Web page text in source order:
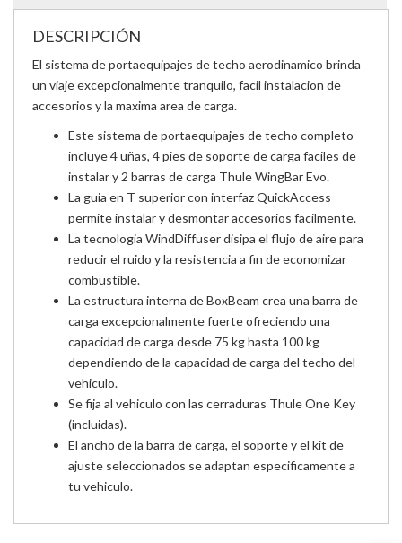
DESCRIPCIÓN
El sistema de portaequipajes de techo aerodinamico brinda
un viaje excepcionalmente tranquilo, facil instalacion de
accesorios y la maxima area de carga.
Este sistema de portaequipajes de techo completo
incluye 4 uñas, 4 pies de soporte de carga faciles de
instalar y 2 barras de carga Thule WingBar Evo.
La guia en T superior con interfaz QuickAccess
permite instalar y desmontar accesorios facilmente.
La tecnologia WindDiffuser disipa el flujo de aire para
reducir el ruido y la resistencia a fin de economizar
combustible.
La estructura interna de BoxBeam crea una barra de
carga excepcionalmente fuerte ofreciendo una
capacidad de carga desde 75 kg hasta 100 kg
dependiendo de la capacidad de carga del techo del
vehiculo.
Se fija al vehiculo con las cerraduras Thule One Key
(incluidas).
El ancho de la barra de carga, el soporte y el kit de
ajuste seleccionados se adaptan especificamente a
tu vehiculo.